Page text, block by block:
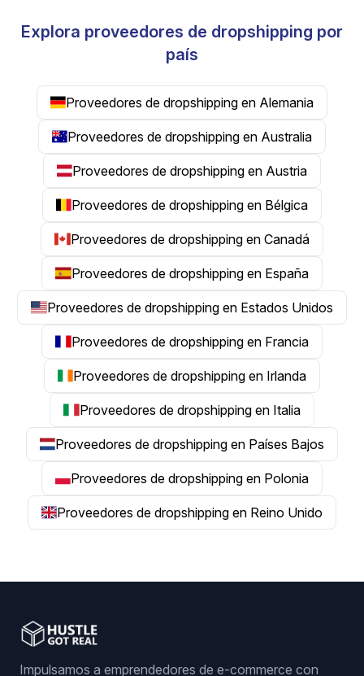
Explora proveedores de dropshipping por
país
Proveedores de dropshipping en Alemania
Proveedores de dropshipping en Australia
Proveedores de dropshipping en Austria
Proveedores de dropshipping en Bélgica
Proveedores de dropshipping en Canadá
Proveedores de dropshipping en España
Proveedores de dropshipping en Estados Unidos
Proveedores de dropshipping en Francia
Proveedores de dropshipping en Irlanda
Proveedores de dropshipping en Italia
Proveedores de dropshipping en Países Bajos
Proveedores de dropshipping en Polonia
Proveedores de dropshipping en Reino Unido
Impulsamos a emprendedores de e-commerce con